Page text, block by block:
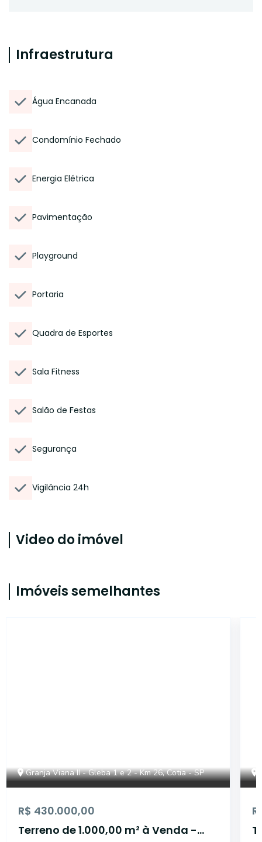
Infraestrutura
Água Encanada
Condomínio Fechado
Energia Elétrica
Pavimentação
Playground
Portaria
Quadra de Esportes
Sala Fitness
Salão de Festas
Segurança
Vigilância 24h
Video do imóvel
Imóveis semelhantes
Granja Viana II - Gleba 1 e 2 - Km 26, Cotia - SP
R$ 430.000,00
Terreno de 1.000,00 m² à Venda -